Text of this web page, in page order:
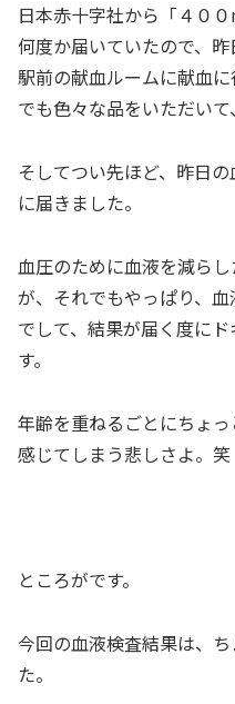
日本赤十字社から「４０
何度か届いていたので、
駅前の献血ルームに献血
でも色々な品をいただいて
そしてつい先ほど、昨日
に届きました。
血圧のために血液を減ら
が、それでもやっぱり、
でして、結果が届く度に
す。
年齢を重ねるごとにちょ
感じてしまう悲しさよ。笑
ところがです。
今回の血液検査結果は、
た。